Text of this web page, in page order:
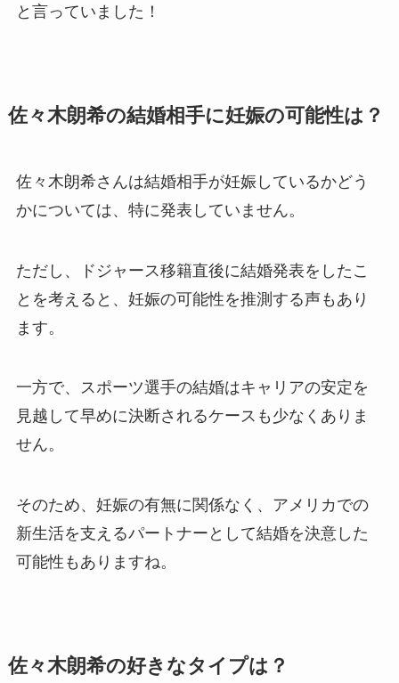
と言っていました！
佐々木朗希の結婚相手に妊娠の可能性は？
佐々木朗希さんは結婚相手が妊娠しているかどう
かについては、特に発表していません。
ただし、ドジャース移籍直後に結婚発表をしたこ
とを考えると、妊娠の可能性を推測する声もあり
ます。
一方で、スポーツ選手の結婚はキャリアの安定を
見越して早めに決断されるケースも少なくありま
せん。
そのため、妊娠の有無に関係なく、アメリカでの
新生活を支えるパートナーとして結婚を決意した
可能性もありますね。
佐々木朗希の好きなタイプは？